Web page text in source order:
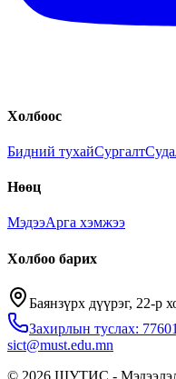
Холбоос
Бидний тухайСургалт
Нөөц
МэдээАрга хэмжээ
Холбоо барих
Баянзүрх дүүрэг, 22-
Захирлын туслах:
sict@must.edu.mn
© 2026 ШУТИС - Мэдээлэл,